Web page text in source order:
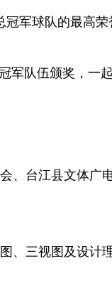
军球队的最高荣
队伍颁奖，一
台江县文体广
三视图及设计理